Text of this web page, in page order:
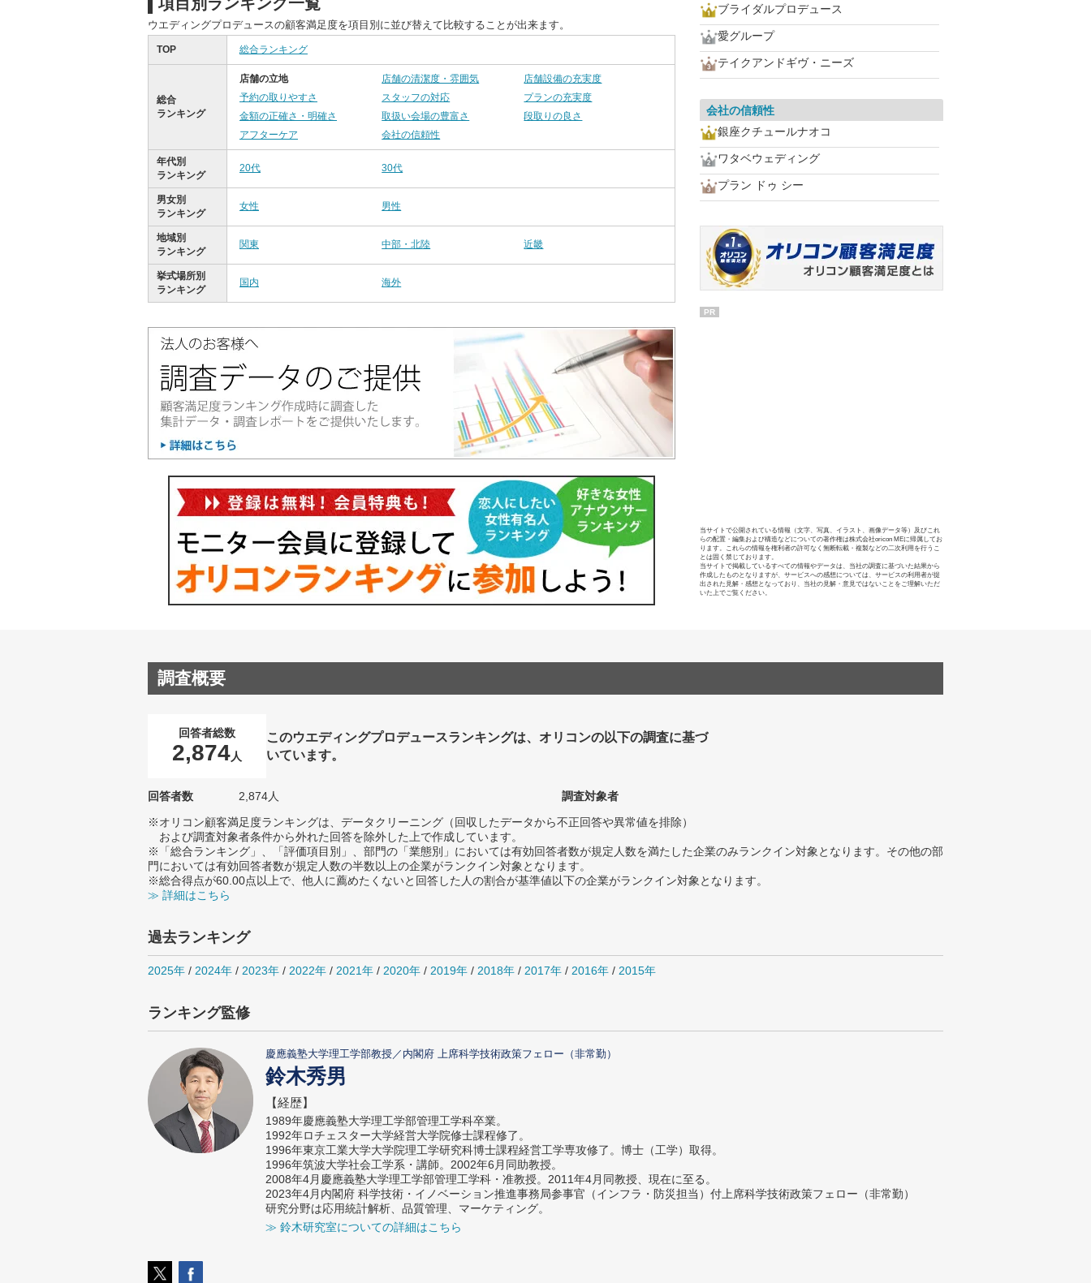
ウエディングプロデュースの顧客満足度を項目別に並び替えて比較することが出来ます。
TOP 総合ランキング
総合
ランキング
店舗の立地 店舗の清潔度・雰囲気
店舗設備の充実度
予約の取りやすさ
スタッフの対応
プランの充実度
金額の正確さ・明確さ
取扱い会場の豊富さ
段取りの良さ
アフターケア
会社の信頼性
年代別
ランキング
20代 30代
男女別
ランキング
女性 男性
地域別
ランキング
関東 中部・北陸 近畿
挙式場所別
ランキング
国内 海外
ブライダルプロデュース
愛グループ
テイクアンドギヴ・ニーズ
会社の信頼性
銀座クチュールナオコ
ワタベウェディング
プラン ドゥ シー
PR
当サイトで公開されている情報（文字、写真、イラスト、画像データ等）及びこれ
らの配置・編集および構造などについての著作権は株式会社oricon MEに帰属してお
ります。これらの情報を権利者の許可なく無断転載・複製などの二次利用を行うこ
とは固く禁じております。
当サイトで掲載しているすべての情報やデータは、当社の調査に基づいた結果から
作成したものとなりますが、サービスへの感想については、サービスの利用者が提
出された見解・感想となっており、当社の見解・意見ではないことをご理解いただ
いた上でご覧ください。
調査概要
回答者総数
2,874人
このウエディングプロデュースランキングは、オリコンの以下の調査に基づ
いています。
回答者数 2,874人
調査対象者
※オリコン顧客満足度ランキングは、データクリーニング（回収したデータから不正回答や異常値を排除）
および調査対象者条件から外れた回答を除外した上で作成しています。
※「総合ランキング」、「評価項目別」、部門の「業態別」においては有効回答者数が規定人数を満たした企業のみランクイン対象となります。その他の部
門においては有効回答者数が規定人数の半数以上の企業がランクイン対象となります。
※総合得点が60.00点以上で、他人に薦めたくないと回答した人の割合が基準値以下の企業がランクイン対象となります。
≫ 詳細はこちら
過去ランキング
2025年 / 2024年 / 2023年 / 2022年 / 2021年 / 2020年 / 2019年 / 2018年 / 2017年 / 2016年 / 2015年
ランキング監修
慶應義塾大学理工学部教授／内閣府 上席科学技術政策フェロー（非常勤）
鈴木秀男
【経歴】
1989年慶應義塾大学理工学部管理工学科卒業。
1992年ロチェスター大学経営大学院修士課程修了。
1996年東京工業大学大学院理工学研究科博士課程経営工学専攻修了。博士（工学）取得。
1996年筑波大学社会工学系・講師。2002年6月同助教授。
2008年4月慶應義塾大学理工学部管理工学科・准教授。2011年4月同教授、現在に至る。
2023年4月内閣府 科学技術・イノベーション推進事務局参事官（インフラ・防災担当）付上席科学技術政策フェロー（非常勤）
研究分野は応用統計解析、品質管理、マーケティング。
≫ 鈴木研究室についての詳細はこちら